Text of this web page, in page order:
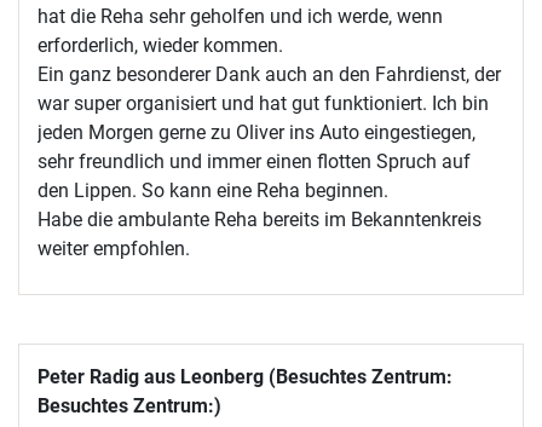
hat die Reha sehr geholfen und ich werde, wenn
erforderlich, wieder kommen.
Ein ganz besonderer Dank auch an den Fahrdienst, der
war super organisiert und hat gut funktioniert. Ich bin
jeden Morgen gerne zu Oliver ins Auto eingestiegen,
sehr freundlich und immer einen flotten Spruch auf
den Lippen. So kann eine Reha beginnen.
Habe die ambulante Reha bereits im Bekanntenkreis
weiter empfohlen.
Peter Radig aus Leonberg (Besuchtes Zentrum:
Besuchtes Zentrum:)